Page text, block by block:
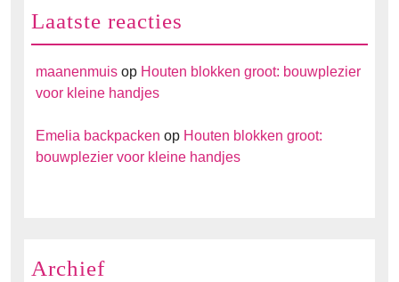
Laatste reacties
maanenmuis op Houten blokken groot: bouwplezier
voor kleine handjes
Emelia backpacken op Houten blokken groot:
bouwplezier voor kleine handjes
Archief